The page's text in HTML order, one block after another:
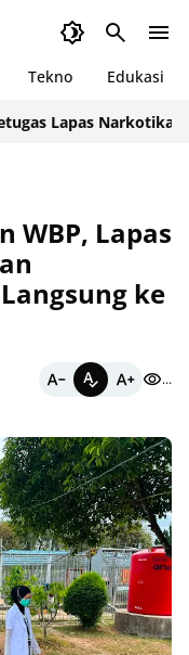
Tekno Edukasi
Lapas Narkotika
WBP, Lapas
ke
...